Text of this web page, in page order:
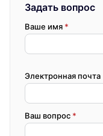
Задать вопрос
Ваше имя *
Электронная почта
Ваш вопрос *